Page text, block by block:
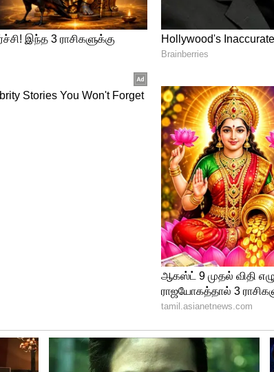
செய்தியாளர்கள் கேள்வி எழுப்பினர்.
கொடுக்கல், வாங்கல் சகஜம்.
அரசியல் நாகரீகம் கிடையாது.
வாங்கி தருவதாக ஒரு இடத்தில் கூட
அந்த ஆடியோ உண்மையாக இருக்கலாம். அதில்
என ராஜேந்திர பாலாஜி கூறியுள்ளார்.